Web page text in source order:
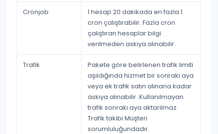
Cronjob 1 hesap20 dakikada en fazla 1
cron çalıştırabilir. Fazla cron
çalıştıran hesaplar bilgi
verilmeden askıya alınabilir.
Trafik
Pakete göre belirlenen trafik limiti
aşıldığında hizmet bir sonraki aya
veya ek trafik satın alınana kadar
askıya alınabilir. Kullanılmayan
trafik sonraki aya aktarılmaz.
Trafik takibiMüşteri
sorumluluğundadır.